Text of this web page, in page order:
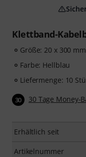
Klettband-
Größe: 20 x 300 mm
Farbe: Hellblau
Liefermenge: 10
30 30 Tage Money-
Erhältlich seit
Artikelnummer